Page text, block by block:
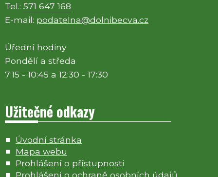
Tel.: 571 647 168
E-mail: podatelna@dolnibecva.cz
Úřední hodiny
Pondělí a středa
7:15 - 10:45 a 12:30 - 17:30
Užitečné odkazy
Úvodní stránka
Mapa webu
Prohlášení o přístupnosti
Prohlášení o ochraně osobních údajů